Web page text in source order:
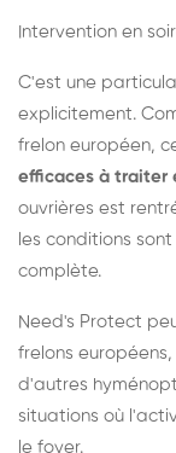
Intervention en
C'est une
explicitement.
frelon européen,
efficaces à traiter
ouvrières est
les conditions
complète.
Need's Protect
frelons
d'autres
situations où
le foyer.